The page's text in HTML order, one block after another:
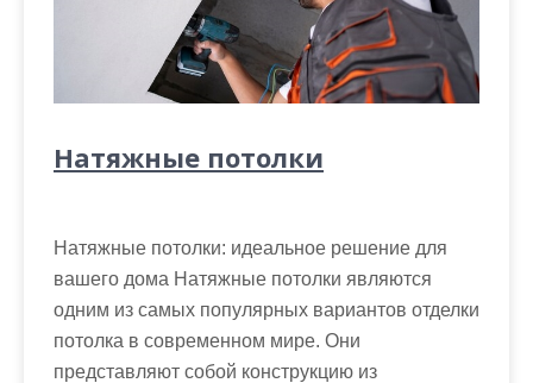
Натяжные потолки
Натяжные потолки: идеальное решение для
вашего дома Натяжные потолки являются
одним из самых популярных вариантов отделки
потолка в современном мире. Они
представляют собой конструкцию из